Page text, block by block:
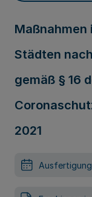
Städten
gemäß § 16
2021